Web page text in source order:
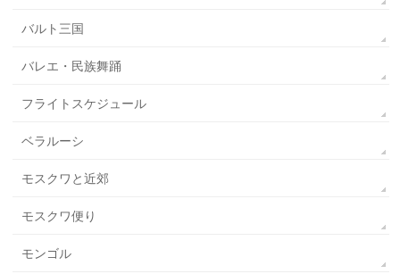
バルト三国
バレエ・民族舞踊
フライトスケジュール
ベラルーシ
モスクワと近郊
モスクワ便り
モンゴル